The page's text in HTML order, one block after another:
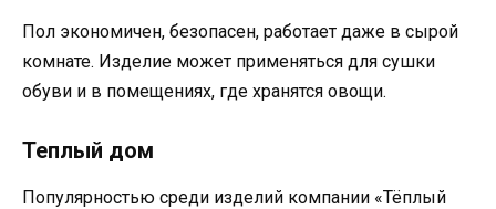
Пол экономичен, безопасен, работает даже в сырой
комнате. Изделие может применяться для сушки
обуви и в помещениях, где хранятся овощи.
Теплый дом
Популярностью среди изделий компании «Тёплый